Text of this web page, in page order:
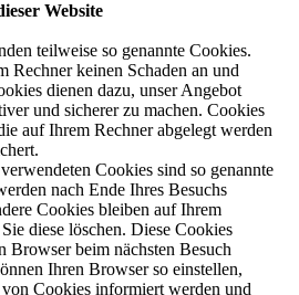
Website
teilweise so genannte Cookies.
Rechner keinen Schaden an und
dienen dazu, unser Angebot
und sicherer zu machen. Cookies
auf Ihrem Rechner abgelegt werden
Cookies sind so genannte
nach Ende Ihres Besuchs
Cookies bleiben auf Ihrem
diese löschen. Diese Cookies
Browser beim nächsten Besuch
Ihren Browser so einstellen,
von Cookies informiert werden und